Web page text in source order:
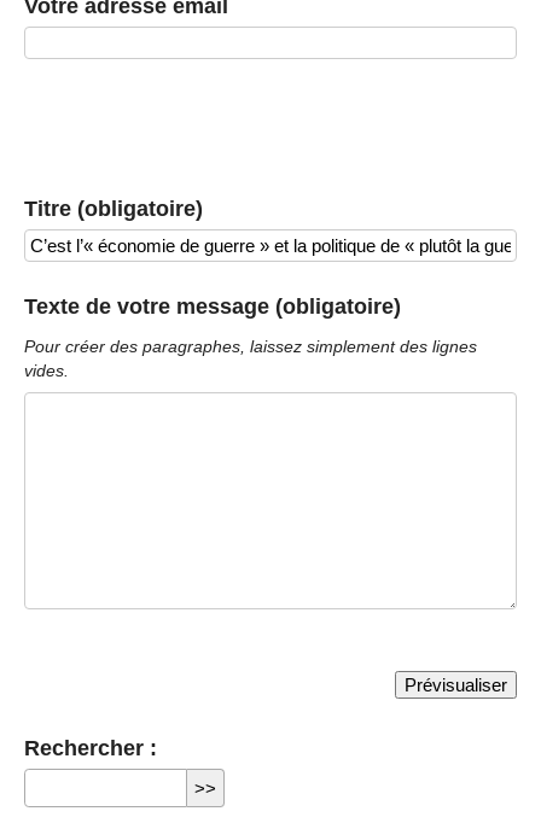
Votre adresse email
Titre (obligatoire)
Texte de votre message (obligatoire)
Pour créer des paragraphes, laissez simplement des lignes
vides.
Rechercher :